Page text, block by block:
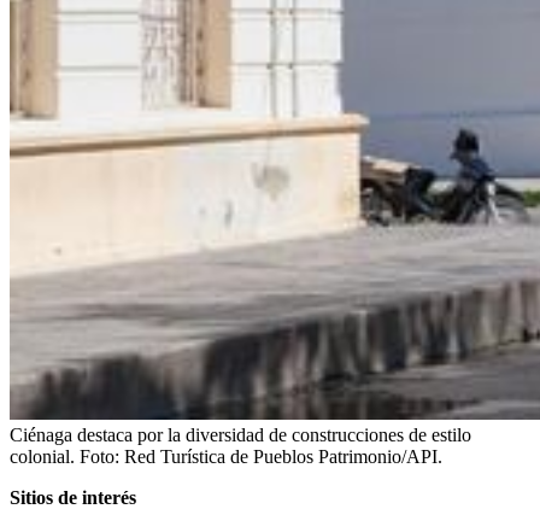
Ciénaga destaca por la diversidad de construcciones de estilo
colonial. Foto: Red Turística de Pueblos Patrimonio/API.
Sitios de interés